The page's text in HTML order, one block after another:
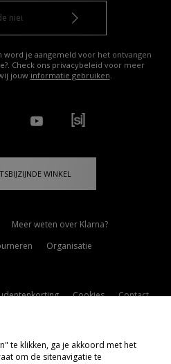
je aangemeld voor het ontvangen
Check ons privacybeleid voor meer
jouw informatie gebruiken
WINKEL
Meer weten over Klarna?
Organisatie
Cookies
Contact
te klikken, ga je akkoord met het
om de sitenavigatie te